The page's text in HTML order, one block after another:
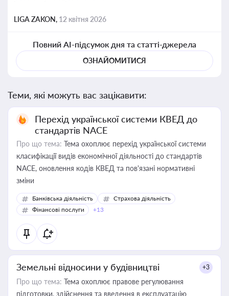
LIGA ZAKON, 12 квітня 2026
Повний AI-підсумок дня та статті-джерела
ОЗНАЙОМИТИСЯ
Теми, які можуть вас зацікавити:
Перехід української системи КВЕД до
стандартів NACE
Про що тема: Тема охоплює перехід української системи
класифікації видів економічної діяльності до стандартів
NACE, оновлення кодів КВЕД та пов'язані нормативні
зміни
Банківська діяльність
Страхова діяльність
Фінансові послуги
+13
Земельні відносини у будівництві +3
Про що тема: Тема охоплює правове регулювання
підготовки, здійснення та введення в експлуатацію